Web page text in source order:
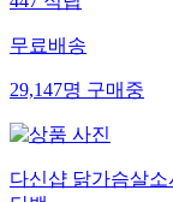
447적립
무료배송
29,147명구매중
다신샵 닭가슴살